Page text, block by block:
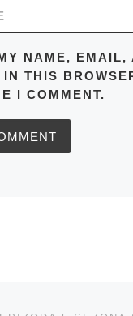
NAME, EMAIL,
THIS
I COMMENT.